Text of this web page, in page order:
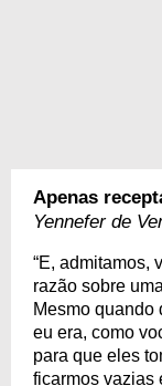
Apenas
Yennefer de
“E, admitamos,
razão sobre
Mesmo
eu era, como
para que eles
ficarmos vazias